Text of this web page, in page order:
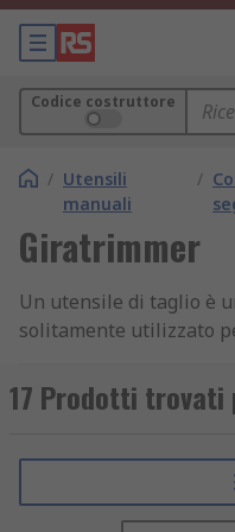
Codice costruttore
/ Utensili
manuali
/
Giratrimmer
Un utensile di taglio è
solitamente utilizzato
pressione con l'utensile
desidera creare un
17 Prodotti